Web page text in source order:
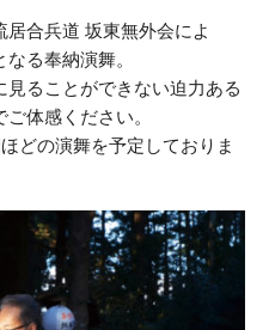
合兵道 坂東無外会によ
る奉納演舞。
ることができない迫力ある
体感ください。
どの演舞を予定しておりま